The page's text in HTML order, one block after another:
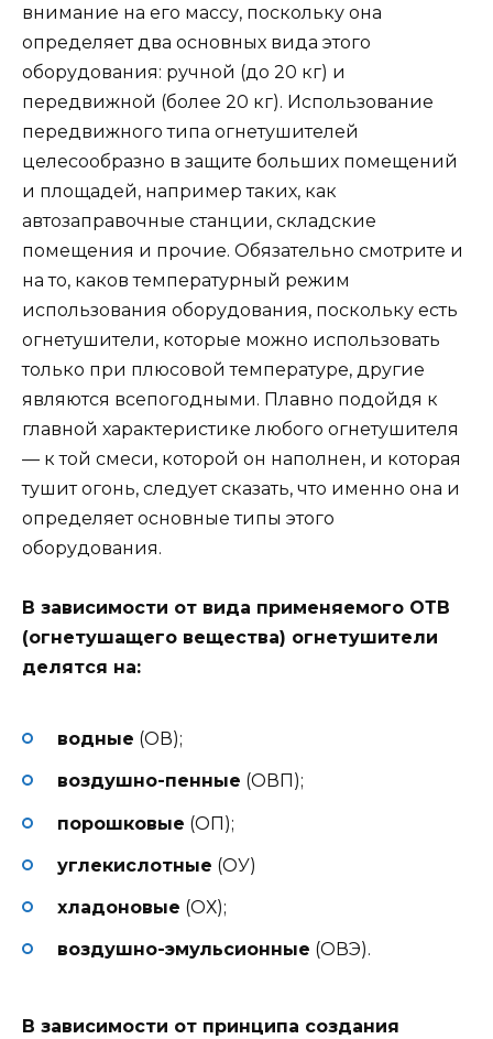
внимание на его массу, поскольку она
определяет два основных вида этого
оборудования: ручной (до 20 кг) и
передвижной (более 20 кг). Использование
передвижного типа огнетушителей
целесообразно в защите больших помещений
и площадей, например таких, как
автозаправочные станции, складские
помещения и прочие. Обязательно смотрите и
на то, каков температурный режим
использования оборудования, поскольку есть
огнетушители, которые можно использовать
только при плюсовой температуре, другие
являются всепогодными. Плавно подойдя к
главной характеристике любого огнетушителя
— к той смеси, которой он наполнен, и которая
тушит огонь, следует сказать, что именно она и
определяет основные типы этого
оборудования.
В зависимости от вида применяемого ОТВ
(огнетушащего вещества) огнетушители
делятся на:
водные (ОВ);
воздушно-пенные (ОВП);
порошковые (ОП);
углекислотные (ОУ)
хладоновые (ОХ);
воздушно-эмульсионные (ОВЭ).
В зависимости от принципа создания